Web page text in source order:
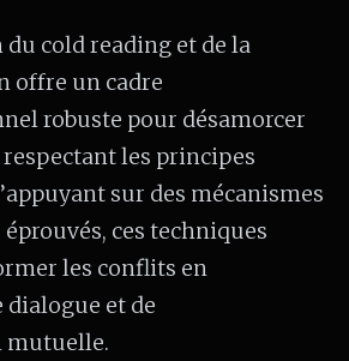
cold reading et de la
offre un cadre
robuste pour désamorcer
les principes
sur des mécanismes
ces techniques
les conflits en
et de
mutuelle.